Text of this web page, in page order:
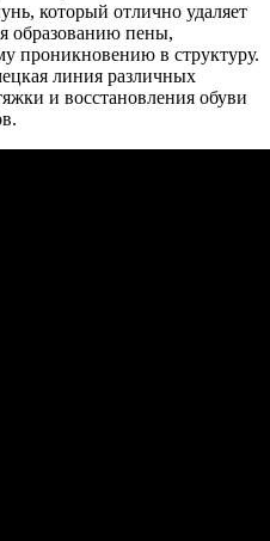
который отлично удаляет
образованию пены,
проникновению в структуру.
линия различных
и восстановления обуви